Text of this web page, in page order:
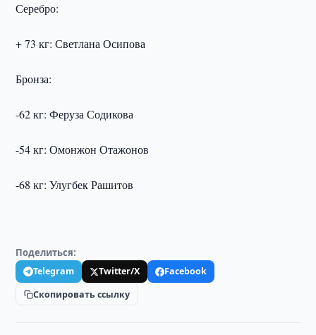
Серебро:
+ 73 кг: Светлана Осипова
Бронза:
-62 кг: Феруза Содикова
-54 кг: Омонжон Отажонов
-68 кг: Улугбек Рашитов
Поделиться:
Telegram Twitter/X
Facebook
Скопировать ссылку